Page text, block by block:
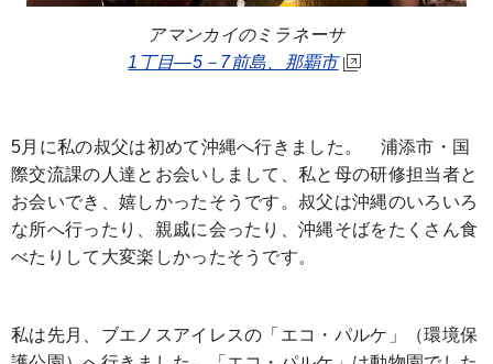
アマンカイのミラネーサ
1丁目―5－7前島、那覇市
5月に私の叔父は初めて沖縄へ行きました。 浦添市・国
際交流課の人達とお会いしまして、私と母の研修担当者と
お会いでき、嬉しかったそうです。叔父は沖縄のいろいろ
な所へ行ったり、親戚に会ったり、沖縄そばをたくさん食
べたりして大変楽しかったそうです。
私は先月、ブエノスアイレスの「エコ・パルケ」（環境保